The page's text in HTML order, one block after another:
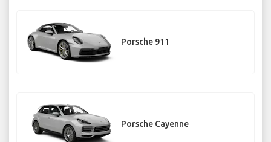
Porsche 911
Porsche Cayenne